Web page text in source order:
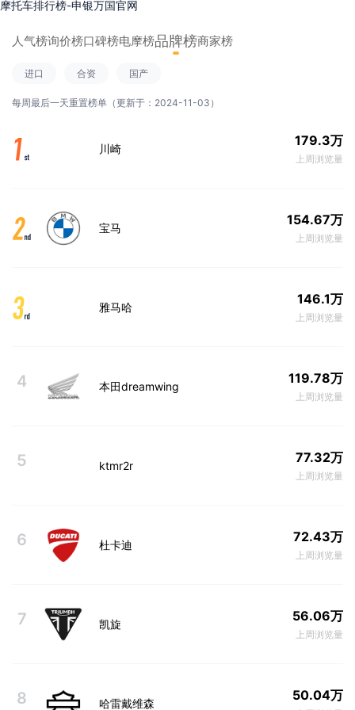
摩托车排行榜-申银万国官网
人气榜询价榜口碑榜电摩榜品牌榜商家榜
进口 合资 国产
每周最后一天重置榜单（更新于：2024-11-03）
川崎
179.3万
上周浏览量
宝马
154.67万
上周浏览量
雅马哈
146.1万
上周浏览量
4 本田dreamwing
119.78万
上周浏览量
5 ktmr2r
77.32万
上周浏览量
6 杜卡迪
72.43万
上周浏览量
7 凯旋
56.06万
上周浏览量
8 哈雷戴维森
50.04万